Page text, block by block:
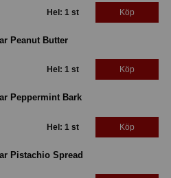
Hel: 1 st Köp
Peanut Butter
Hel: 1 st Köp
Peppermint Bark
Hel: 1 st Köp
Pistachio Spread